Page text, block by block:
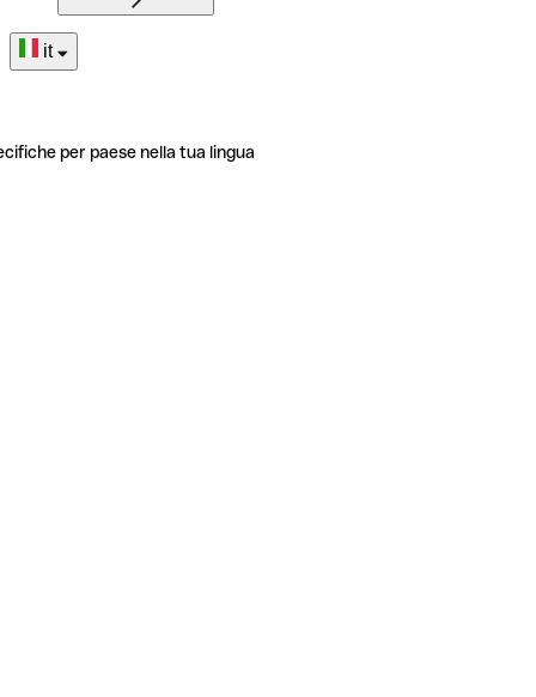
it
per paese nella tua lingua